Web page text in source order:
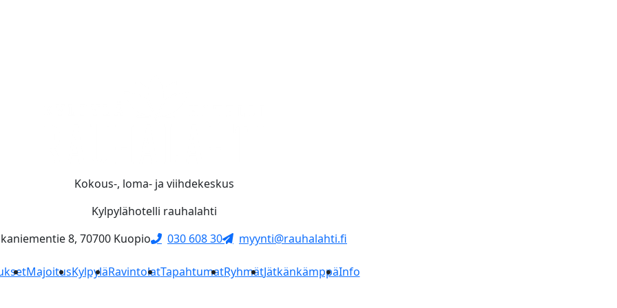
Kokous-, loma- ja viihdekeskus
Kylpylähotelli rauhalahti
8, 70700 Kuopio
030 608 30 myynti@rauhalahti.fi
MajoitusKylpyläRavintolatTapahtumatRyhmätJätkänkämppäInfo